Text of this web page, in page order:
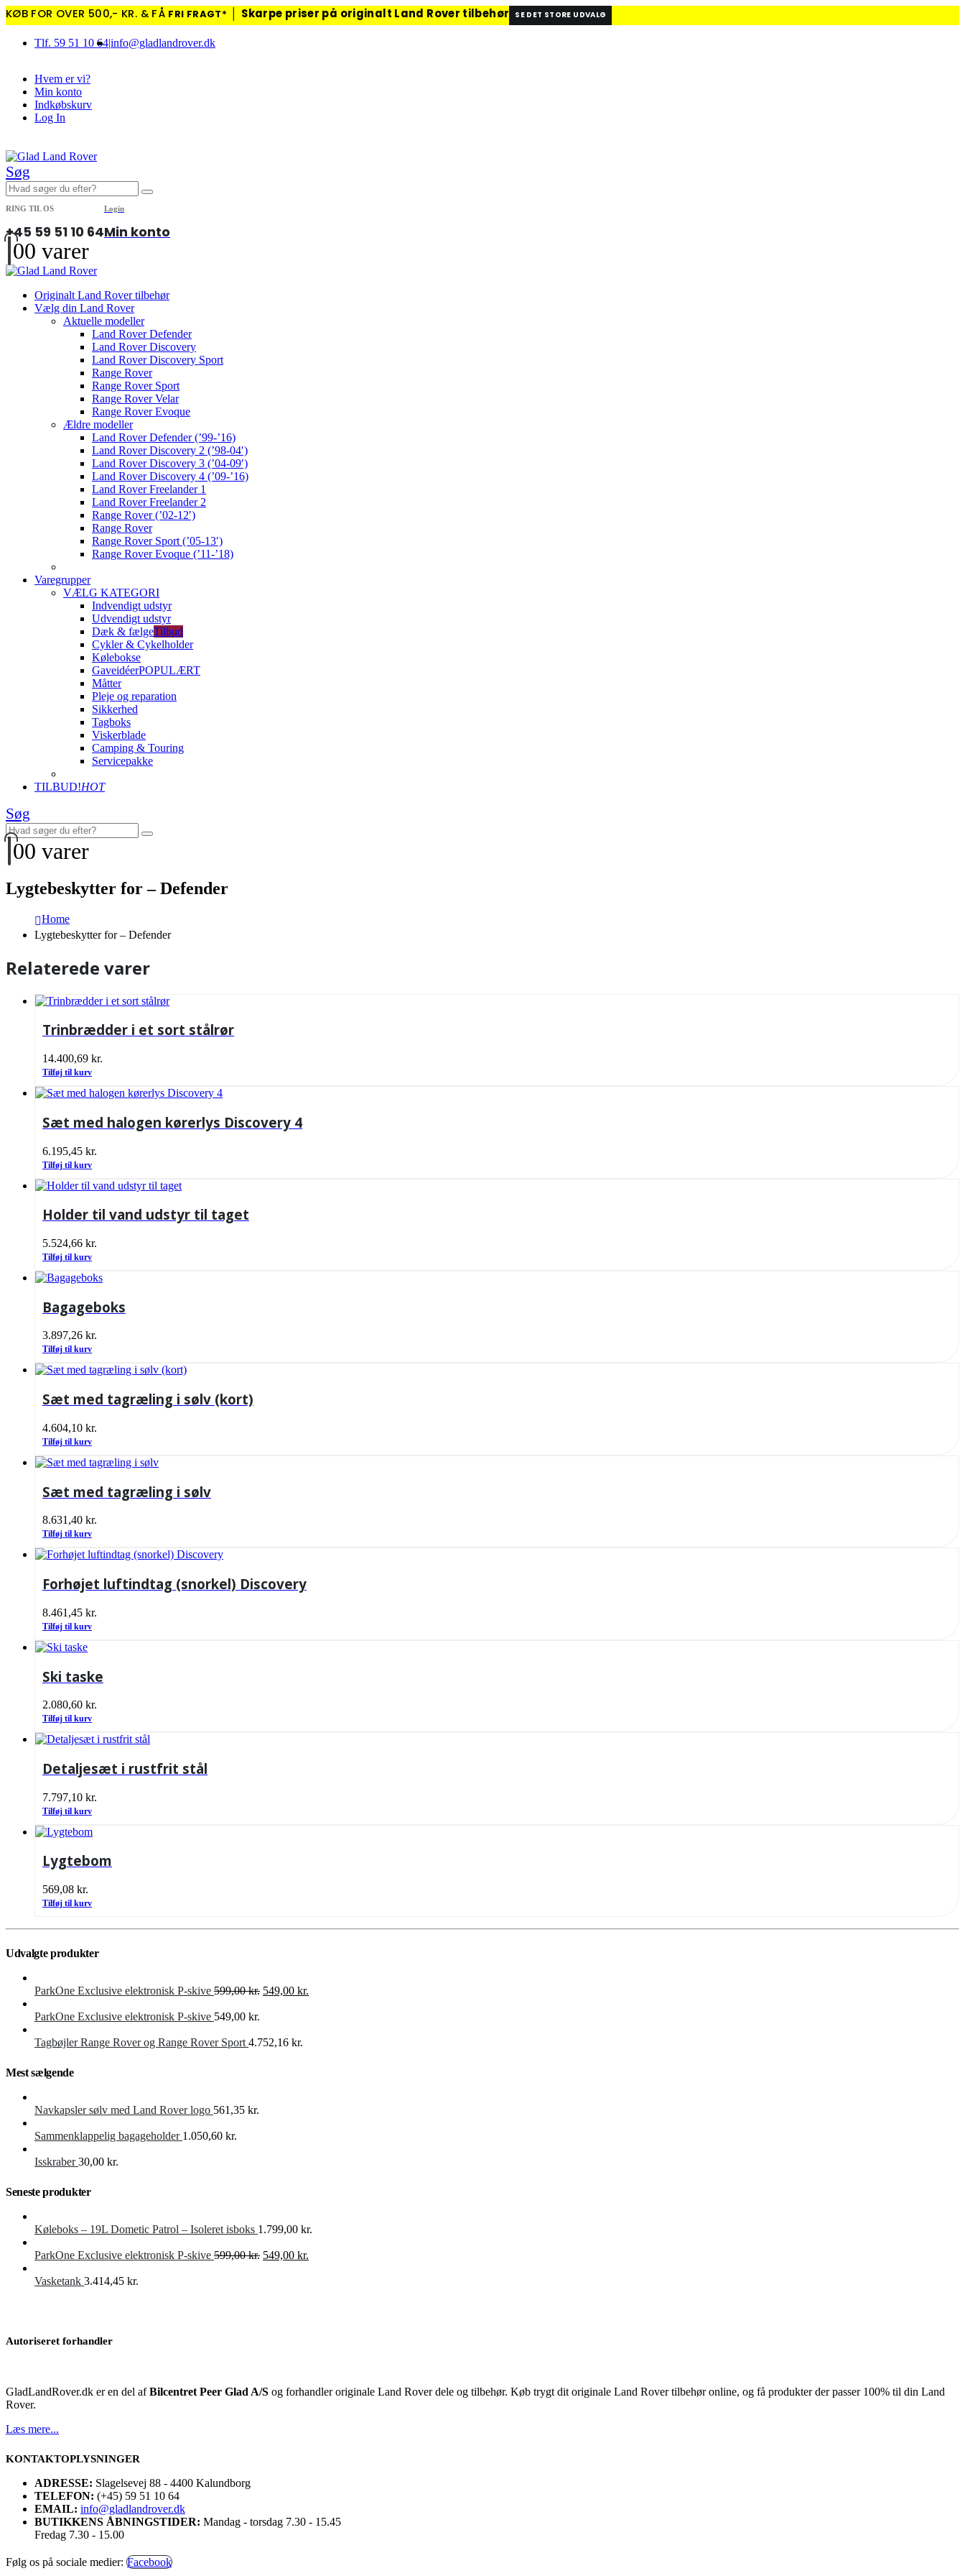
KØB FOR OVER 500,- KR. & FÅ FRI FRAGT* Skarpe priser på originalt Land Rover tilbehør SE DET STORE UDVALG
Tlf. 59 51 10 64|info@gladlandrover.dk
Hvem er vi?
Min konto
Indkøbskurv
Log In
Søg
RING TIL OS
+45 59 51 10 64
Login
Min konto
00 varer
Originalt Land Rover tilbehør
Vælg din Land Rover
Aktuelle modeller
Land Rover Defender
Land Rover Discovery
Land Rover Discovery Sport
Range Rover
Range Rover Sport
Range Rover Velar
Range Rover Evoque
Ældre modeller
Land Rover Defender (’99-’16)
Land Rover Discovery 2 (’98-04′)
Land Rover Discovery 3 (’04-09′)
Land Rover Discovery 4 (’09-’16)
Land Rover Freelander 1
Land Rover Freelander 2
Range Rover (’02-12′)
Range Rover
Range Rover Sport (’05-13′)
Range Rover Evoque (’11-’18)
Varegrupper
VÆLG KATEGORI
Indvendigt udstyr
Udvendigt udstyr
Dæk & fælgeTilbud
Cykler & Cykelholder
Kølebokse
GaveidéerPOPULÆRT
Måtter
Pleje og reparation
Sikkerhed
Tagboks
Viskerblade
Camping & Touring
Servicepakke
TILBUD!HOT
Søg
00 varer
Lygtebeskytter for – Defender
Home
Lygtebeskytter for – Defender
Relaterede varer
Trinbrædder i et sort stålrør
14.400,69 kr.
Tilføj til kurv
Sæt med halogen kørerlys Discovery 4
6.195,45 kr.
Tilføj til kurv
Holder til vand udstyr til taget
5.524,66 kr.
Tilføj til kurv
Bagageboks
3.897,26 kr.
Tilføj til kurv
Sæt med tagræling i sølv (kort)
4.604,10 kr.
Tilføj til kurv
Sæt med tagræling i sølv
8.631,40 kr.
Tilføj til kurv
Forhøjet luftindtag (snorkel) Discovery
8.461,45 kr.
Tilføj til kurv
Ski taske
2.080,60 kr.
Tilføj til kurv
Detaljesæt i rustfrit stål
7.797,10 kr.
Tilføj til kurv
Lygtebom
569,08 kr.
Tilføj til kurv
Udvalgte produkter
ParkOne Exclusive elektronisk P-skive 599,00kr. Den
599,00 kr..
549,00 kr.
ParkOne Exclusive elektronisk P-skive 549,00 kr.
Tagbøjler Range Rover og Range Rover Sport 4.752,16 kr.
Mest sælgende
Navkapsler sølv med Land Rover logo 561,35 kr.
Sammenklappelig bagageholder 1.050,60 kr.
Isskraber 30,00 kr.
Seneste produkter
Køleboks – 19L Dometic Patrol – Isoleret isboks 1.799,00 kr.
ParkOne Exclusive elektronisk P-skive 599,00kr. Den
549,00 kr.
Vasketank 3.414,45 kr.
Autoriseret forhandler
GladLandRover.dk er en del afBilcentret Peer Glad A/S og forhandler originale Land Rover dele og tilbehør. Køb trygt dit originale Land Rover tilbehør online, og få produkter der passer 100% til din Land
Rover.
Læs mere...
KONTAKTOPLYSNINGER
ADRESSE: Slagelsevej 88 - 4400 Kalundborg
TELEFON: (+45) 59 51 10 64
EMAIL: info@gladlandrover.dk
BUTIKKENS ÅBNINGSTIDER: Mandag - torsdag 7.30 - 15.45
Fredag 7.30 - 15.00
Følg os på sociale medier: Facebook